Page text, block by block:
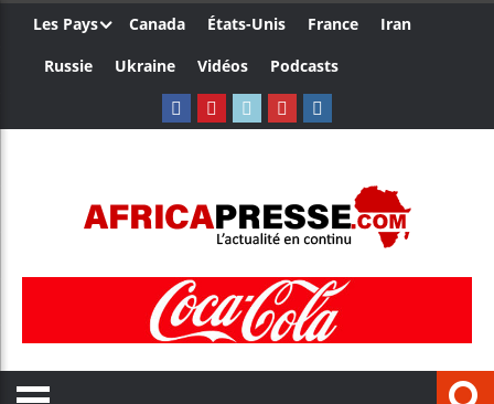
Les Pays Canada États-Unis France
Iran
Russie
Ukraine Vidéos Podcasts